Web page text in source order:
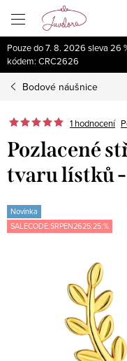
obsah
Pouze do 7. 8. 2026 sleva 26
kódem: CRC2626
Bodové náušnice
1 hodnocení
Pozlacené
tvaru lístků -
Novinka
SALECODE:SRPEN2625:25:%